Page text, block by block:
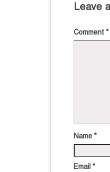
Leave
Comment *
Name *
Email *